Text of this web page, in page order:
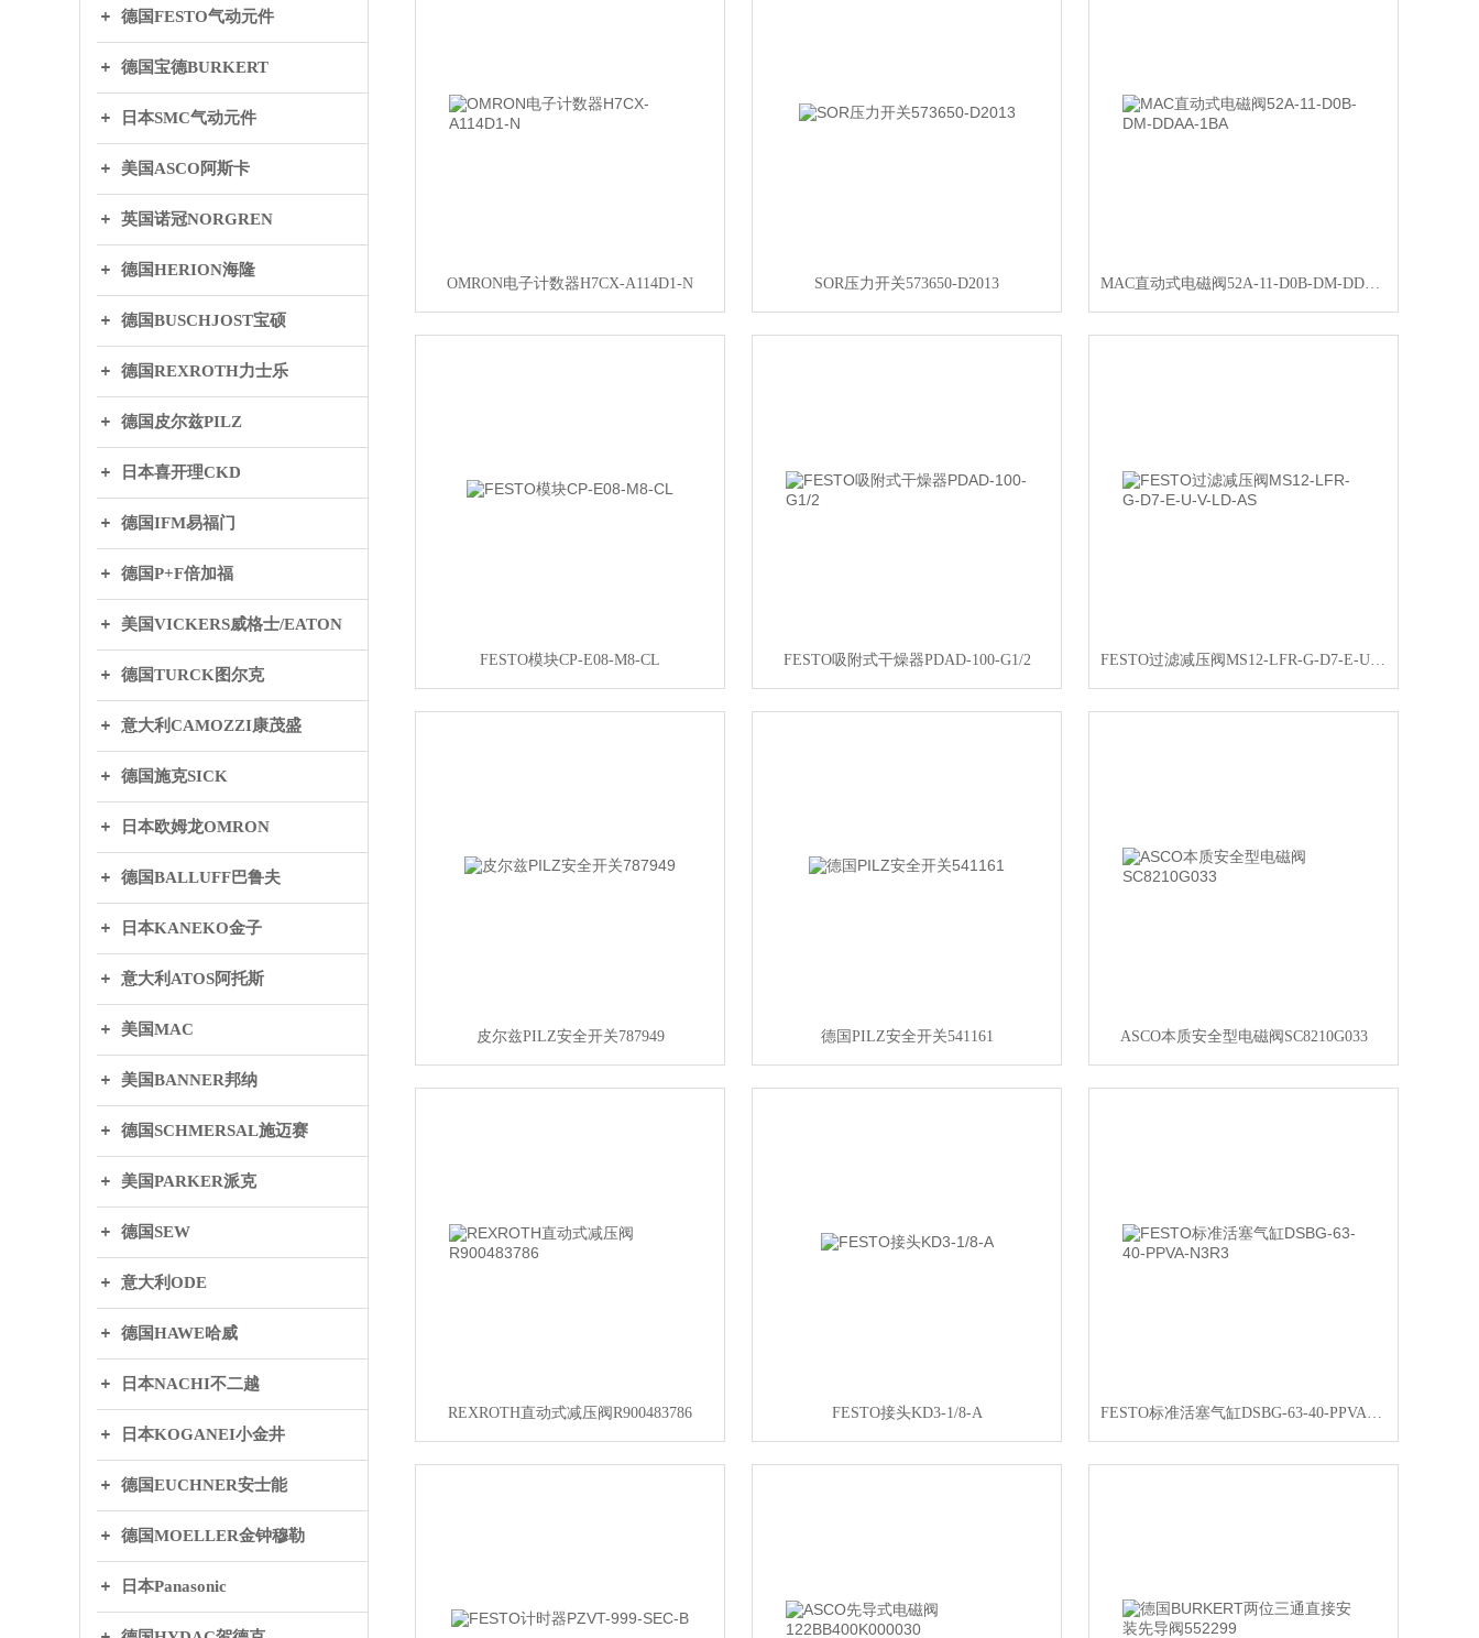
德国FESTO气动元件
德国宝德BURKERT
日本SMC气动元件
美国ASCO阿斯卡
英国诺冠NORGREN
德国HERION海隆
德国BUSCHJOST宝硕
德国REXROTH力士乐
德国皮尔兹PILZ
日本喜开理CKD
德国IFM易福门
德国P+F倍加福
美国VICKERS威格士/EATON
德国TURCK图尔克
意大利CAMOZZI康茂盛
德国施克SICK
日本欧姆龙OMRON
德国BALLUFF巴鲁夫
日本KANEKO金子
意大利ATOS阿托斯
美国MAC
美国BANNER邦纳
德国SCHMERSAL施迈赛
美国PARKER派克
德国SEW
意大利ODE
德国HAWE哈威
日本NACHI不二越
日本KOGANEI小金井
德国EUCHNER安士能
德国MOELLER金钟穆勒
日本Panasonic
OMRON电子计数器H7CX-A114D1-N SOR压力开关573650-D2013 MAC直动式电磁阀52A-11-D0B-DM-DDAA-1BA
FESTO模块CP-E08-M8-CL FESTO吸附式干燥器PDAD-100-G1/2 FESTO过滤减压阀MS12-LFR-G-D7-E-U-V-LD-AS
皮尔兹PILZ安全开关787949 德国PILZ安全开关541161 ASCO本质安全型电磁阀SC8210G033
REXROTH直动式减压阀R900483786 FESTO接头KD3-1/8-A FESTO标准活塞气缸DSBG-63-40-PPVA-N3R3